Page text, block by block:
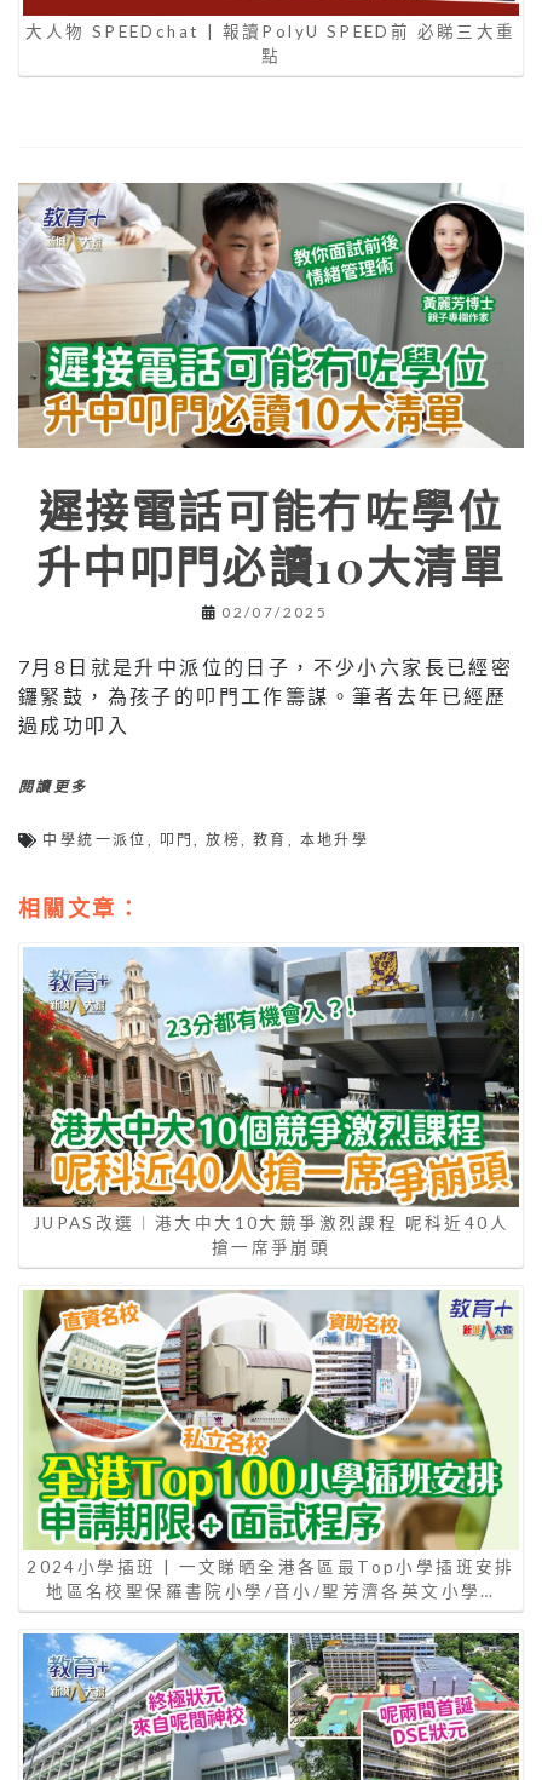
大人物 SPEEDchat | 報讀PolyU SPEED前 必睇三大重
點
遲接電話可能冇咗學位
升中叩門必讀10大清單
02/07/2025
7月8日就是升中派位的日子，不少小六家長已經密
鑼緊鼓，為孩子的叩門工作籌謀。筆者去年已經歷
過成功叩入
閱讀更多
中學統一派位 叩門 ,放榜 教育 本地升學
相關文章：
JUPAS改選︱港大中大10大競爭激烈課程 呢科近40人
搶一席爭崩頭
2024小學插班 | 一文睇晒全港各區最Top小學插班安排
地區名校聖保羅書院小學/音小/聖芳濟各英文小學…